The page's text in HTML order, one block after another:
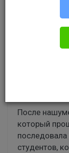
После
который
студентов,